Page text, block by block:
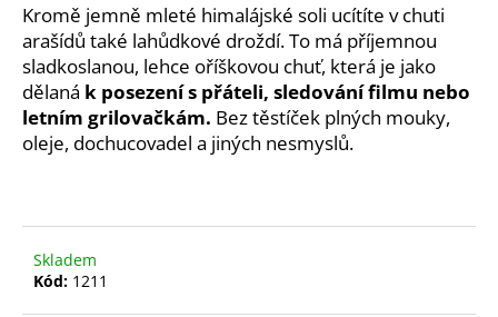
Kromě jemně mleté himalájské soli ucítíte v chuti
arašídů také lahůdkové droždí. To má příjemnou
sladkoslanou, lehce oříškovou chuť, která je jako
dělaná k posezení s přáteli, sledování filmu nebo
letním grilovačkám. Bez těstíček plných mouky,
oleje, dochucovadel a jiných nesmyslů.
Skladem
Kód: 1211
HLEDAT
D
o
u